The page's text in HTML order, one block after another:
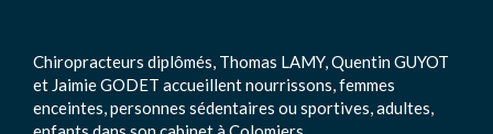
Chiropracteurs diplômés, Thomas LAMY, Quentin GUYOT
et Jaimie GODET accueillent nourrissons, femmes
enceintes, personnes sédentaires ou sportives, adultes,